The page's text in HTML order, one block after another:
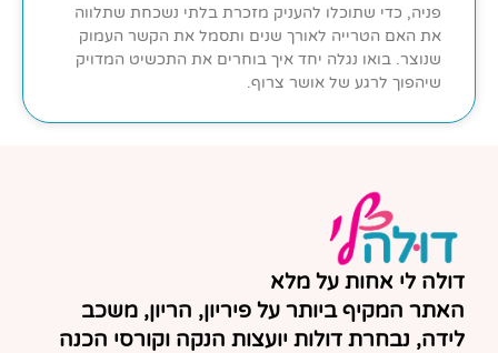
פניה, כדי שתוכלו להעניק מזכרת בלתי נשכחת שתלווה
את האם הטרייה לאורך שנים ותסמל את הקשר העמוק
שנוצר. בואו נגלה יחד איך בוחרים את התכשיט המדויק
שיהפוך לרגע של אושר צרוף.
דולה לי אחות על מלא
האתר המקיף ביותר על פיריון, הריון, משכב
לידה, נבחרת דולות יועצות הנקה וקורסי הכנה